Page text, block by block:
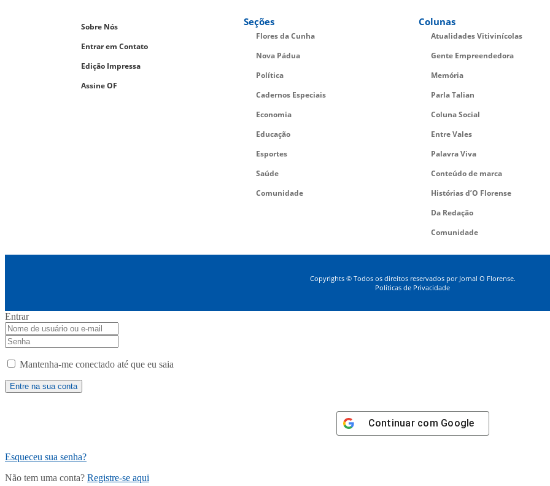
Sobre Nós
Entrar em Contato
Edição Impressa
Assine OF
Seções
Flores da Cunha
Nova Pádua
Política
Cadernos Especiais
Economia
Educação
Esportes
Saúde
Comunidade
Colunas
Atualidades Vitivinícolas
Gente Empreendedora
Memória
Parla Talian
Coluna Social
Entre Vales
Palavra Viva
Conteúdo de marca
Histórias d’O Florense
Da Redação
Comunidade
Copyrights © Todos os direitos reservados por Jornal O Florense.
Políticas de Privacidade
Entrar
Mantenha-me conectado até que eu saia
Continuar com Google
Esqueceu sua senha?
Não tem uma conta? Registre-se aqui